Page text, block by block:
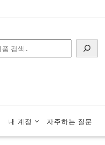
내 계정 자주하는 질문